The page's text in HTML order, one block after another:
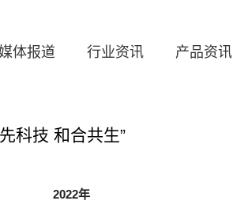
媒体报道 行业资讯 产品资讯
科技 和合共生”
2022年